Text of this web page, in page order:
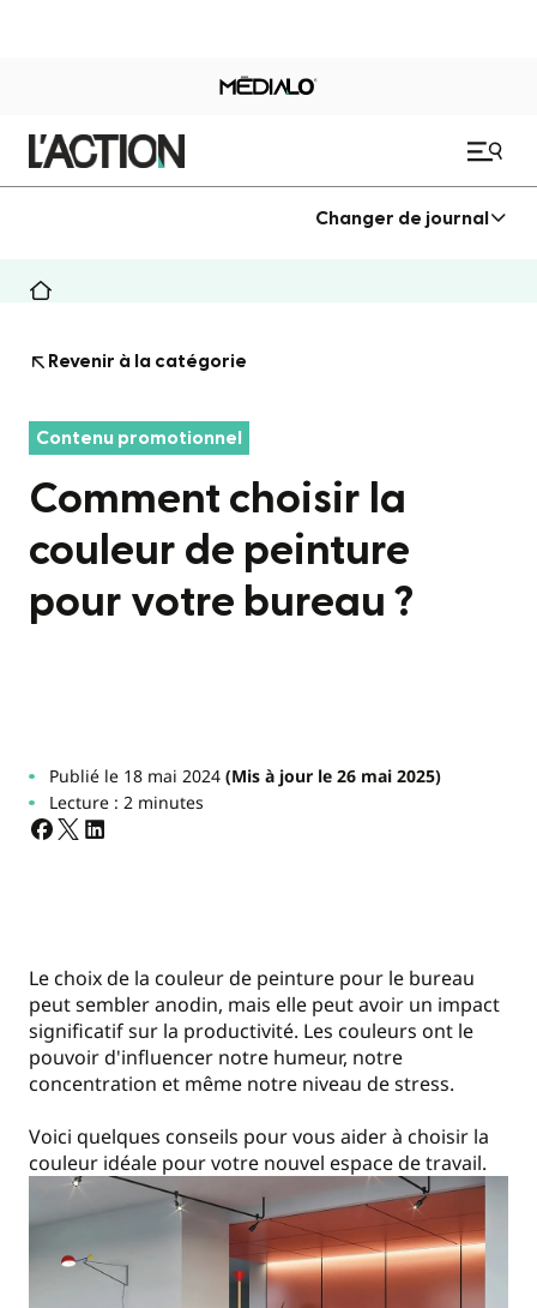
Changer de journal
Revenir à la catégorie
Contenu promotionnel
Comment choisir la
couleur de peinture
pour votre bureau ?
Publié le 18 mai 2024(Mis à jour le 26 mai 2025)
Lecture : 2 minutes
Le choix de la couleur de peinture pour le bureau
peut sembler anodin, mais elle peut avoir un impact
significatif sur la productivité. Les couleurs ont le
pouvoir d'influencer notre humeur, notre
concentration et même notre niveau de stress.
Voici quelques conseils pour vous aider à choisir la
couleur idéale pour votre nouvel espace de travail.